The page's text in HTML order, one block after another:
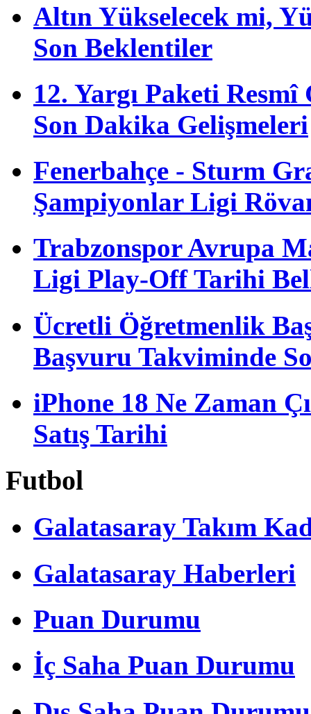
Altın Yükselecek mi,
Son Beklentiler
12. Yargı Paketi Resmî
Son Dakika Gelişmeleri
Fenerbahçe - Sturm
Şampiyonlar Ligi
Trabzonspor Avrupa
Ligi Play-Off Tarihi
Ücretli Öğretmenlik
Başvuru Takviminde
iPhone 18 Ne Zaman
Satış Tarihi
Futbol
Galatasaray Takım
Galatasaray Haberleri
Puan Durumu
İç Saha Puan Durumu